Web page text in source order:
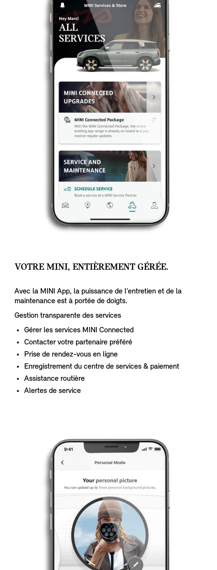
VOTRE MINI, ENTIÈREMENT GÉRÉE.
Avec la MINI App, la puissance de l’entretien et de la
maintenance est à portée de doigts.
Gestion transparente des services
Gérer les services MINI Connected
Contacter votre partenaire préféré
Prise de rendez-vous en ligne
Enregistrement du centre de services & paiement
Assistance routière
Alertes de service